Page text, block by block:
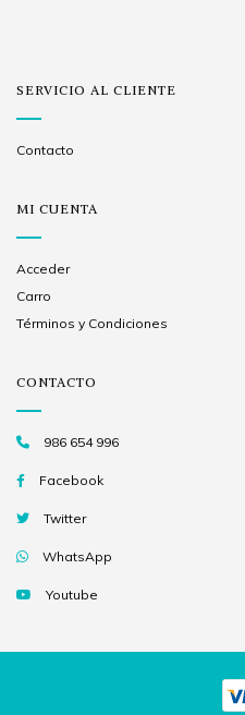
SERVICIO AL CLIENTE
Contacto
MI CUENTA
Acceder
Carro
Términos y Condiciones
CONTACTO
986 654 996
Facebook
Twitter
WhatsApp
Youtube